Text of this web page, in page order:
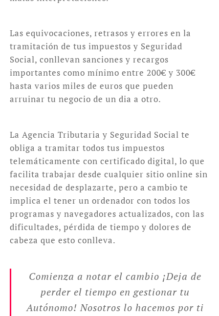
Las equivocaciones, retrasos y errores en la
tramitación de tus impuestos y Seguridad
Social, conllevan sanciones y recargos
importantes como mínimo entre 200€ y 300€
hasta varios miles de euros que pueden
arruinar tu negocio de un dia a otro.
La Agencia Tributaria y Seguridad Social te
obliga a tramitar todos tus impuestos
telemáticamente con certificado digital, lo que
facilita trabajar desde cualquier sitio online sin
necesidad de desplazarte, pero a cambio te
implica el tener un ordenador con todos los
programas y navegadores actualizados, con las
dificultades, pérdida de tiempo y dolores de
cabeza que esto conlleva.
Comienza a notar el cambio ¡Deja de
perder el tiempo en gestionar tu
Autónomo! Nosotros lo hacemos por ti